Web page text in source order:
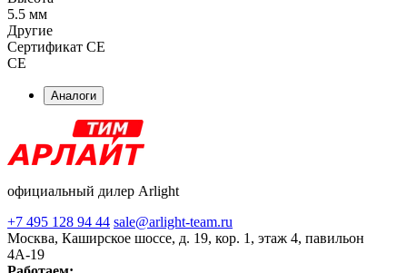
5.5 мм
Другие
Сертификат CE
CE
Аналоги
официальный дилер Arlight
+7 495 128 94 44 sale@arlight-team.ru
Москва, Каширское шоссе, д. 19, кор. 1, этаж 4, павильон
4А-19